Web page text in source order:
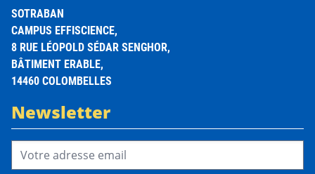
SOTRABAN
CAMPUS EFFISCIENCE,
8 RUE LÉOPOLD SÉDAR SENGHOR,
BÂTIMENT ERABLE,
14460 COLOMBELLES
Newsletter
Email Address*